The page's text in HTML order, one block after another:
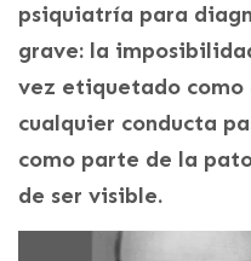
psiquiatría para
grave: la
vez etiquetado como
cualquier conducta
como parte de la
de ser visible.